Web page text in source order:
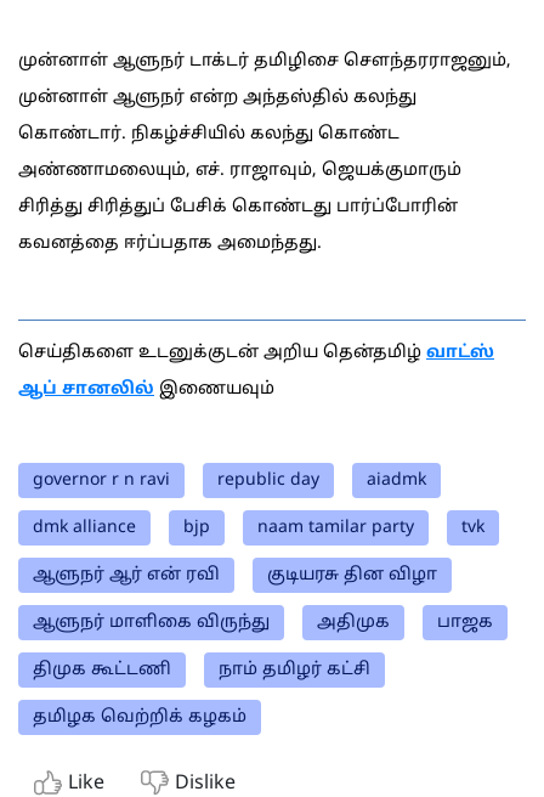
முன்னாள் ஆளுநர் டாக்டர் தமிழிசை செளந்தரராஜனும்,
முன்னாள் ஆளுநர் என்ற அந்தஸ்தில் கலந்து
கொண்டார். நிகழ்ச்சியில் கலந்து கொண்ட
அண்ணாமலையும், எச். ராஜாவும், ஜெயக்குமாரும்
சிரித்து சிரித்துப் பேசிக் கொண்டது பார்ப்போரின்
கவனத்தை ஈர்ப்பதாக அமைந்தது.
செய்திகளை உடனுக்குடன் அறிய தென்தமிழ் வாட்ஸ்
ஆப் சானலில் இணையவும்
governor r n ravi republic day aiadmk
dmk alliance bjp naam tamilar party tvk
ஆளுநர் ஆர் என் ரவி குடியரசு தின விழா
ஆளுநர் மாளிகை விருந்து அதிமுக பாஜக
திமுக கூட்டணி நாம் தமிழர் கட்சி
தமிழக வெற்றிக் கழகம்
Like Dislike